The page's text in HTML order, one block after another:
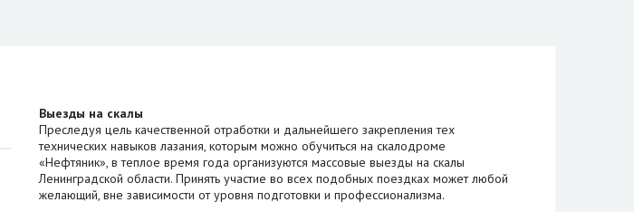
Выезды на скалы
Преследуя цель качественной отработки и дальнейшего закрепления тех
технических навыков лазания, которым можно обучиться на скалодроме
«Нефтяник», в теплое время года организуются массовые выезды на скалы
Ленинградской области. Принять участие во всех подобных поездках может любой
желающий, вне зависимости от уровня подготовки и профессионализма.